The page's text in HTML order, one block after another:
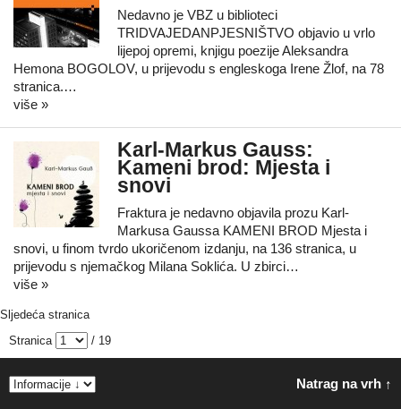
Nedavno je VBZ u biblioteci
TRIDVAJEDANPJESNIŠTVO objavio u vrlo
lijepoj opremi, knjigu poezije Aleksandra
Hemona BOGOLOV, u prijevodu s engleskoga Irene Žlof, na 78
stranica.…
više »
Karl-Markus Gauss:
Kameni brod: Mjesta i
snovi
Fraktura je nedavno objavila prozu Karl-
Markusa Gaussa KAMENI BROD Mjesta i
snovi, u finom tvrdo ukoričenom izdanju, na 136 stranica, u
prijevodu s njemačkog Milana Soklića. U zbirci…
više »
Sljedeća stranica
Stranica
/ 19
Natrag na vrh ↑